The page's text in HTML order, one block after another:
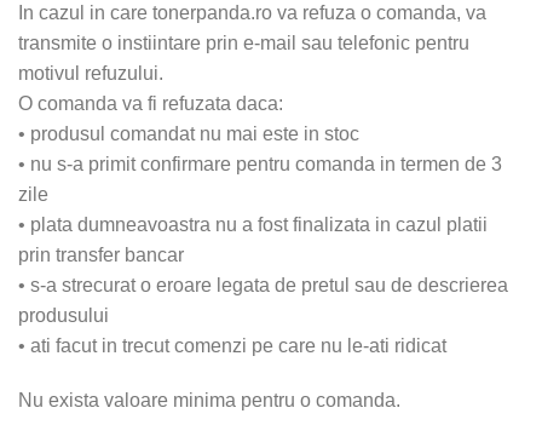
In cazul in care tonerpanda.ro va refuza o comanda, va
transmite o instiintare prin e-mail sau telefonic pentru
motivul refuzului.
O comanda va fi refuzata daca:
• produsul comandat nu mai este in stoc
• nu s-a primit confirmare pentru comanda in termen de 3
zile
• plata dumneavoastra nu a fost finalizata in cazul platii
prin transfer bancar
• s-a strecurat o eroare legata de pretul sau de descrierea
produsului
• ati facut in trecut comenzi pe care nu le-ati ridicat
Nu exista valoare minima pentru o comanda.